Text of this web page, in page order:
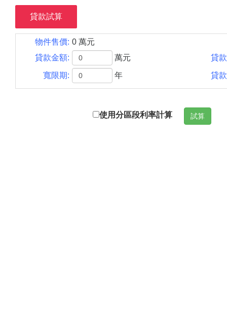
貸款試算
物件售價: 0 萬元
貸款金額:
萬元 貸
寬限期: 年 貸
使用分區段利率計算 試算